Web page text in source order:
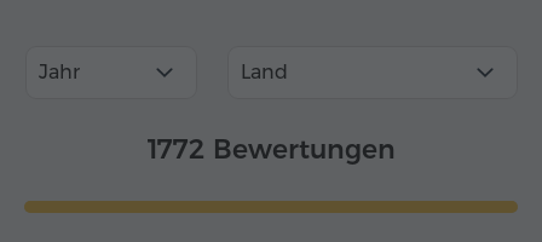
Jahr Land
1772 Bewertungen